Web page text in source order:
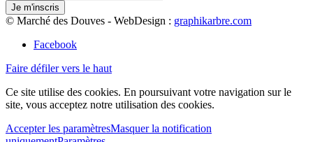
© Marché des Douves - WebDesign : graphikarbre.com
Facebook
Faire défiler vers le haut
Ce site utilise des cookies. En poursuivant votre navigation sur le
site, vous acceptez notre utilisation des cookies.
Accepter les paramètresMasquer la notification